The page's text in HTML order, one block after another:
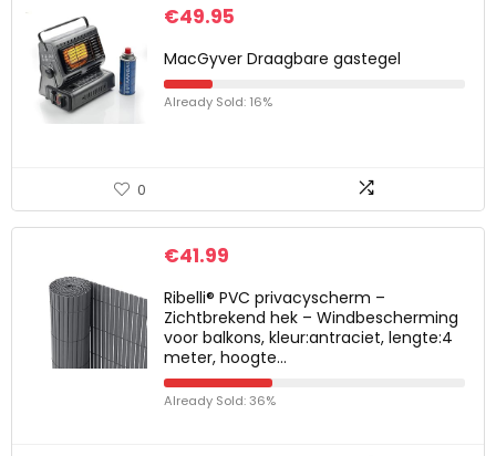
€49.95
MacGyver Draagbare gastegel
Already Sold: 16%
0
€41.99
Ribelli® PVC privacyscherm –
Zichtbrekend hek – Windbescherming
voor balkons, kleur:antraciet, lengte:4
meter, hoogte…
Already Sold: 36%